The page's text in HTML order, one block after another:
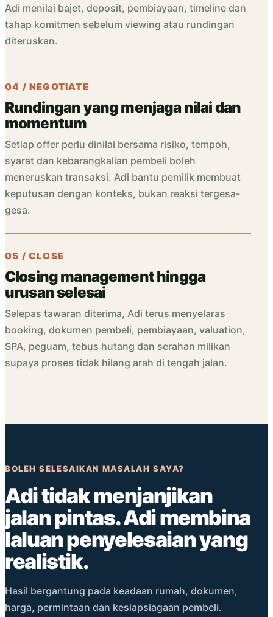
Adi menilai bajet, deposit, pembiayaan, timeline dan
tahap komitmen sebelum viewing atau rundingan
diteruskan.
04 / NEGOTIATE
Rundingan yang menjaga nilai dan
momentum
Setiap offer perlu dinilai bersama risiko, tempoh,
syarat dan kebarangkalian pembeli boleh
meneruskan transaksi. Adi bantu pemilik membuat
keputusan dengan konteks, bukan reaksi tergesa-
gesa.
05 / CLOSE
Closing management hingga
urusan selesai
Selepas tawaran diterima, Adi terus menyelaras
booking, dokumen pembeli, pembiayaan, valuation,
SPA, peguam, tebus hutang dan serahan milikan
supaya proses tidak hilang arah di tengah jalan.
BOLEH SELESAIKAN MASALAH SAYA?
Adi tidak menjanjikan
jalan pintas. Adi membina
laluan penyelesaian yang
realistik.
Hasil bergantung pada keadaan rumah, dokumen,
harga, permintaan dan kesiapsiagaan pembeli.